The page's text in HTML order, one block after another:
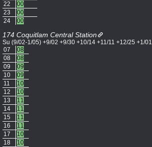
22
00
23
00
24
00
174 Coquitlam Central Station
Su (9/02-1/05) +9/02 +9/30 +10/14 +11/11 +12/25 +1/01
07
08
08
08
09
09
10
09
11
10
12
10
13
11
14
11
15
11
16
11
17
10
18
10